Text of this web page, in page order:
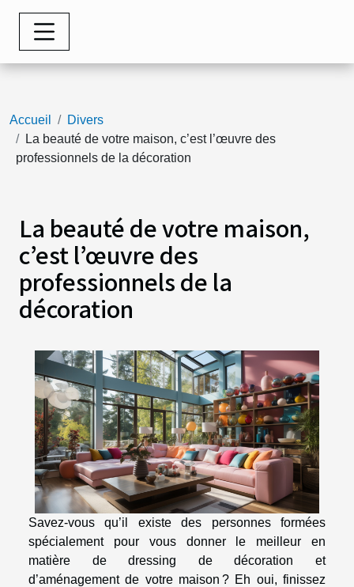
Accueil
Divers
La beauté de votre maison, c’est l’œuvre des
professionnels de la décoration
La beauté de votre maison,
c’est l’œuvre des
professionnels de la
décoration
Savez-vous qu’il existe des personnes formées
spécialement pour vous donner le meilleur en
matière de dressing de décoration et
d’aménagement de votre maison ? Eh oui, finissez